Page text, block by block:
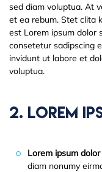
sed diam voluptua. At
et ea rebum. Stet clita
est Lorem ipsum dolor
consetetur sadipscing
invidunt ut labore et
voluptua.
2. Lorem
Lorem ipsum
diam nonumy